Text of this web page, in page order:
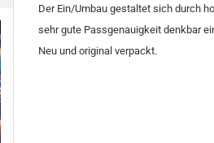
Der Ein/Umbau gestaltet sich durch
sehr gute Passgenauigkeit denkbar
Neu und original verpackt.